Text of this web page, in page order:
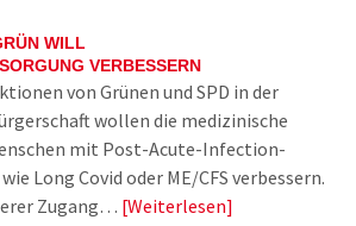
WILL
VERBESSERN
von Grünen und SPD in der
wollen die medizinische
mit Post-Acute-Infection-
Long Covid oder ME/CFS verbessern.
Zugang… Weiterlesen